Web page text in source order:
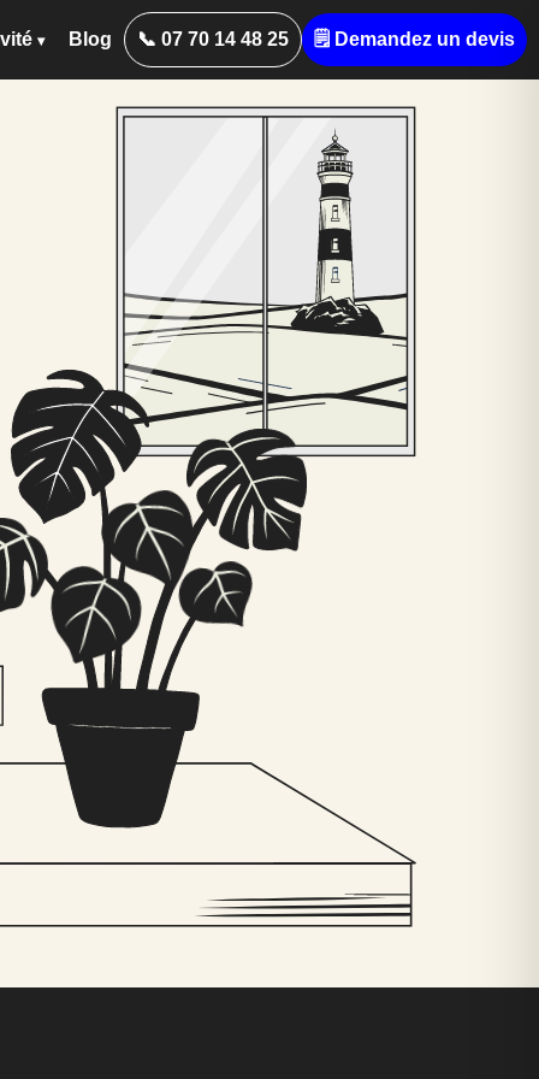
Blog 📞 07 70 14 48 25 🗒️ Demandez un devis